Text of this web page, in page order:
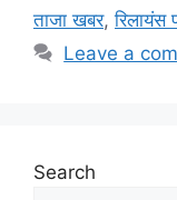
ताजा खबर,
Leave a
Search